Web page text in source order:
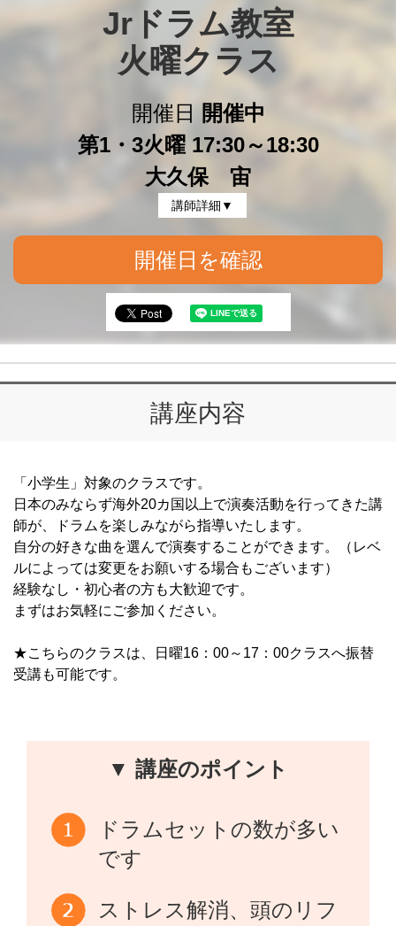
Jrドラム教室
火曜クラス
開催日
開催中
第1・3火曜 17:30～18:30
大久保 宙
講師詳細▼
開催日を確認
講座内容
「小学生」対象のクラスです。
日本のみならず海外20カ国以上で演奏活動を行ってきた講
師が、ドラムを楽しみながら指導いたします。
自分の好きな曲を選んで演奏することができます。（レベ
ルによっては変更をお願いする場合もございます）
経験なし・初心者の方も大歓迎です。
まずはお気軽にご参加ください。
★こちらのクラスは、日曜16：00～17：00クラスへ振替
受講も可能です。
▼ 講座のポイント
ドラムセットの数が多い
です
ストレス解消、頭のリフ